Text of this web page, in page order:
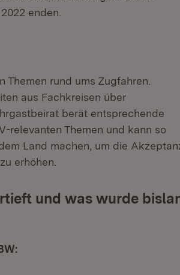
enden.
rund ums Zugfahren.
aus Fachkreisen über
berät entsprechende
relevanten Themen und kann so
Land machen, um die
erhöhen.
und was wurde